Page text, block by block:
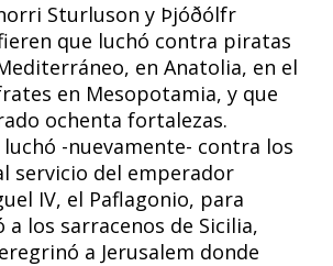
Sturluson y Þjóðólfr
que luchó contra piratas
en Anatolia, en el
en Mesopotamia, y que
ochenta fortalezas.
-nuevamente- contra los
servicio del emperador
IV, el Paflagonio, para
a los sarracenos de Sicilia,
a Jerusalem donde